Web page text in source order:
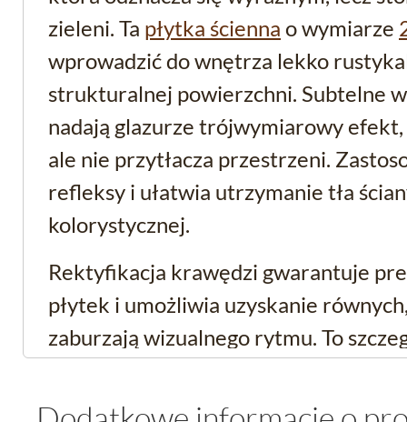
zieleni. Ta płytka ścienna o wymiarze
wprowadzić do wnętrza lekko
strukturalnej powierzchni. Subtelne
nadają glazurze trójwymiarowy
ale nie przytłacza przestrzeni.
refleksy i ułatwia utrzymanie tła
kolorystycznej.
Rektyfikacja krawędzi gwarantuje
płytek i umożliwia uzyskanie
zaburzają wizualnego rytmu. To